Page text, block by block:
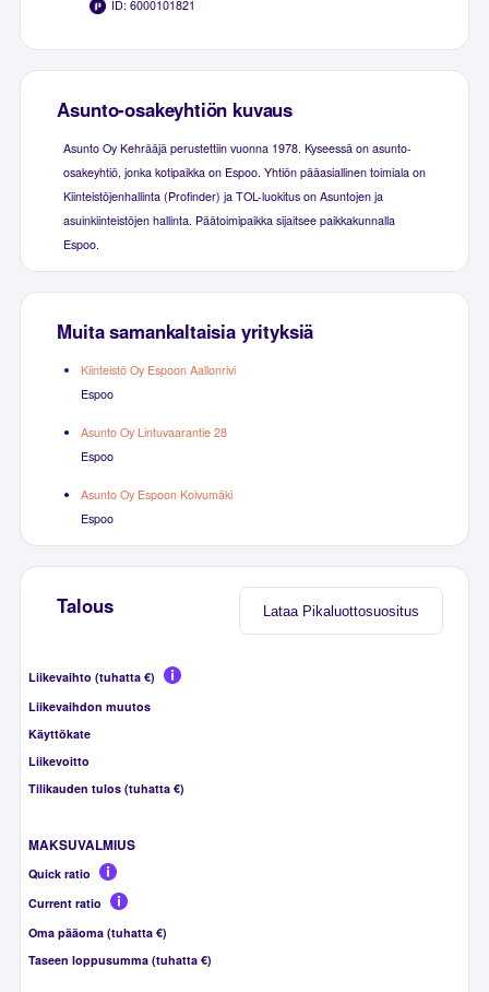
ID: 6000101821
Asunto-osakeyhtiön kuvaus
Asunto Oy Kehrääjä perustettiin vuonna 1978. Kyseessä on asunto-
osakeyhtiö, jonka kotipaikka on Espoo. Yhtiön pääasiallinen toimiala on
Kiinteistöjenhallinta (Profinder) ja TOL-luokitus on Asuntojen ja
asuinkiinteistöjen hallinta. Päätoimipaikka sijaitsee paikkakunnalla
Espoo.
Muita samankaltaisia yrityksiä
Kiinteistö Oy Espoon Aallonrivi
Espoo
Asunto Oy Lintuvaarantie 28
Espoo
Asunto Oy Espoon Koivumäki
Espoo
Lataa Pikaluottosuositus
Talous
Liikevaihto (tuhatta €)
Liikevaihdon muutos
Käyttökate
Liikevoitto
Tilikauden tulos (tuhatta €)
MAKSUVALMIUS
Quick ratio
Current ratio
Oma pääoma (tuhatta €)
Taseen loppusumma (tuhatta €)